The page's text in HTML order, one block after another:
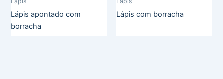
Lápis apontado com
borracha
Lápis com borracha